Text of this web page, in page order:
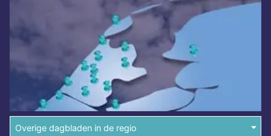
Overige dagbladen in de regio